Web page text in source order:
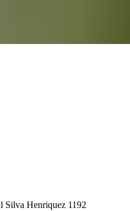
Silva Henriquez 1192